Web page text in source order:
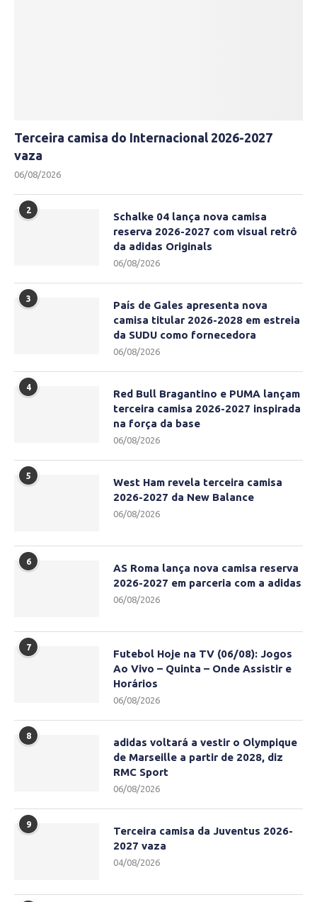
Terceira camisa do Internacional 2026-2027
vaza
06/08/2026
2
Schalke 04 lança nova camisa
reserva 2026-2027 com visual retrô
da adidas Originals
06/08/2026
3
País de Gales apresenta nova
camisa titular 2026-2028 em estreia
da SUDU como fornecedora
06/08/2026
4
Red Bull Bragantino e PUMA lançam
terceira camisa 2026-2027 inspirada
na força da base
06/08/2026
5
West Ham revela terceira camisa
2026-2027 da New Balance
06/08/2026
6
AS Roma lança nova camisa reserva
2026-2027 em parceria com a adidas
06/08/2026
7
Futebol Hoje na TV (06/08): Jogos
Ao Vivo – Quinta – Onde Assistir e
Horários
06/08/2026
8
adidas voltará a vestir o Olympique
de Marseille a partir de 2028, diz
RMC Sport
06/08/2026
9
Terceira camisa da Juventus 2026-
2027 vaza
04/08/2026